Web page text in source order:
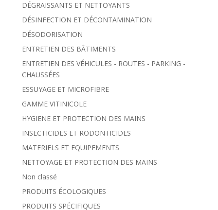
DÉGRAISSANTS ET NETTOYANTS
DÉSINFECTION ET DÉCONTAMINATION
DÉSODORISATION
ENTRETIEN DES BÂTIMENTS
ENTRETIEN DES VÉHICULES - ROUTES - PARKING -
CHAUSSÉES
ESSUYAGE ET MICROFIBRE
GAMME VITINICOLE
HYGIENE ET PROTECTION DES MAINS
INSECTICIDES ET RODONTICIDES
MATERIELS ET EQUIPEMENTS
NETTOYAGE ET PROTECTION DES MAINS
Non classé
PRODUITS ÉCOLOGIQUES
PRODUITS SPÉCIFIQUES